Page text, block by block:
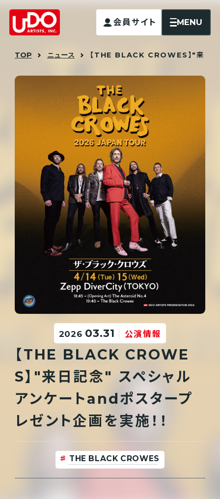
会員サイト MENU
TOP ニュース 【THE BLACK CROWES】"来日記
2026 03.31 公演情報
【THE BLACK CROWE
S】"来日記念" スペシャル
アンケートandポスタープ
レゼント企画を実施！！
THE BLACK CROWES